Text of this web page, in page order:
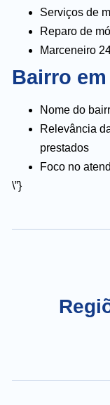
Serviços de
Reparo de
Marceneiro
Bairro
Nome do
Relevância
prestados
Foco no
\”}